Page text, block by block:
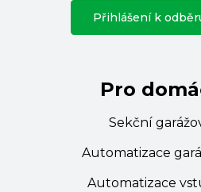
Přihlášení k
Pro
Sekční
Automatizace
Automatizace